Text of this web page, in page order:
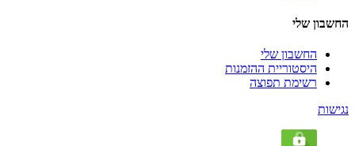
החשבון שלי
החשבון שלי
היסטוריית ההזמנות
רשימת תפוצה
נגישות